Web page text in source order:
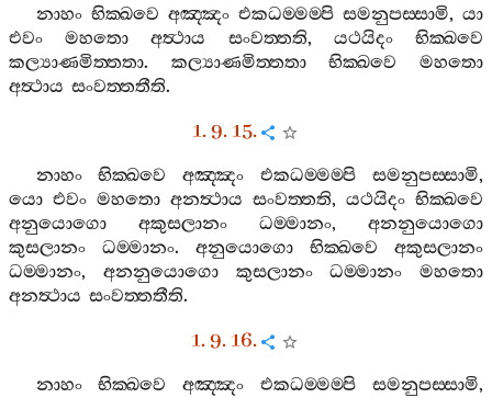
නාහං භික‍්ඛවෙ අඤ‍්ඤං එකධම‍්මම‍්පි සමනුපස‍්සාමි,යා
එවං
මහතො අත්‍ථාය සංවත‍්තති, යථයිදං
භික‍්ඛවෙ
කල්‍යාණමිත‍්තතා. කල්‍යාණමිත‍්තතා භික‍්ඛවෙ
මහතො
අත්‍ථාය සංවත‍්තතීති.
1. 9. 15.
නාහං භික‍්ඛවෙ අඤ‍්ඤං එකධම‍්මම‍්පි සමනුපස‍්සාමි,
යො එවං මහතො අනත්‍ථාය සංවත‍්තති, යථයිදං භික‍්ඛවෙ
අනුයොගො
අකුසලානං ධම‍්මානං, අනනුයොගො
කුසලානං
ධම‍්මානං. අනුයොගො භික‍්ඛවෙ
අකුසලානං
ධම‍්මානං, අනනුයොගො කුසලානං ධම‍්මානං
මහතො
අනත්‍ථාය සංවත‍්තතීති.
1. 9. 16.
නාහං භික‍්ඛවෙ අඤ‍්ඤං එකධම‍්මම‍්පි සමනුපස‍්සාමි,